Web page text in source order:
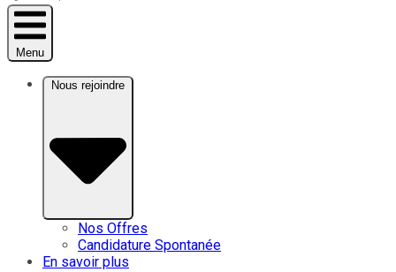
Menu
Nous rejoindre
Nos Offres
Candidature Spontanée
En savoir plus